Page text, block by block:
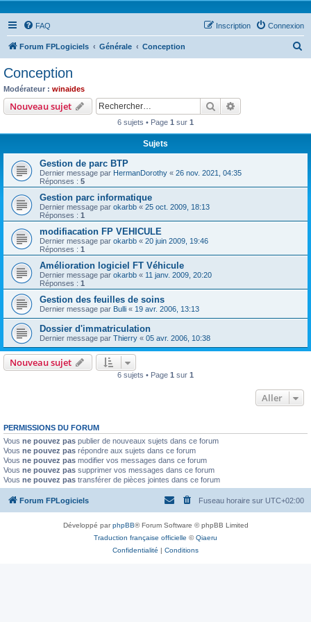
FAQ Connexion
Inscription
Forum FPLogiciels Générale Conception
Conception
Modérateur : winaides
Nouveau sujet Rechercher
6 sujets • Page 1 sur 1
Sujets
Gestion de parc BTP
Dernier message par HermanDorothy « 26 nov. 2021, 04:35
Réponses : 5
Gestion parc informatique
Dernier message par okarbb « 25 oct. 2009, 18:13
Réponses : 1
modifiacation FP VEHICULE
Dernier message par okarbb « 20 juin 2009, 19:46
Réponses : 1
Amélioration logiciel FT Véhicule
Dernier message par okarbb « 11 janv. 2009, 20:20
Réponses : 1
Gestion des feuilles de soins
Dernier message par Bulli « 19 avr. 2006, 13:13
Dossier d'immatriculation
Dernier message par Thierry « 05 avr. 2006, 10:38
Nouveau sujet
6 sujets • Page 1 sur 1
Aller
PERMISSIONS DU FORUM
Vous ne pouvez pas publier de nouveaux sujets dans ce forum
Vous ne pouvez pas répondre aux sujets dans ce forum
Vous ne pouvez pas modifier vos messages dans ce forum
Vous ne pouvez pas supprimer vos messages dans ce forum
Vous ne pouvez pas transférer de pièces jointes dans ce forum
Forum FPLogiciels Fuseau horaire sur UTC+02:00
Développé parphpBB® Forum Software © phpBB Limited
Traduction française officielle ©Qiaeru
Confidentialité | Conditions